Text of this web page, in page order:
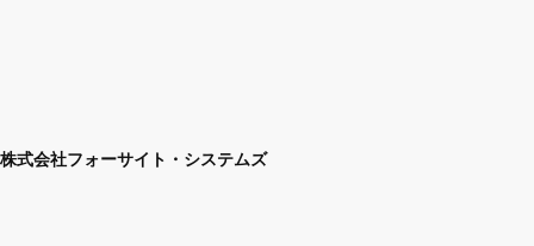
株式会社フォーサイト・システムズ